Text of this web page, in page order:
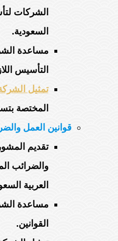
الشركات
السعودية.
مساعدة
التأسيس
تمثيل
المختصة
قوانين العمل
تقديم
والضرائب
العربية
مساعدة
القوانين.